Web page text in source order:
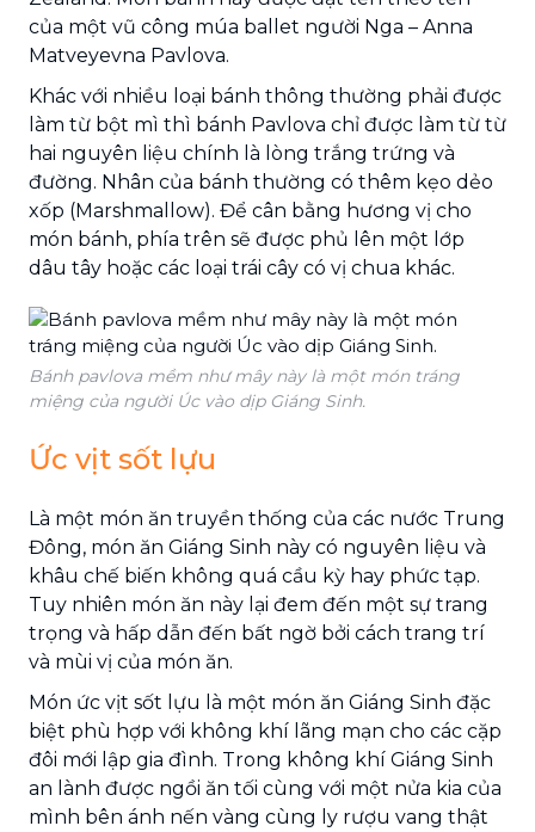
của một vũ công múa ballet người Nga – Anna
Matveyevna Pavlova.
Khác với nhiều loại bánh thông thường phải được
làm từ bột mì thì bánh Pavlova chỉ được làm từ từ
hai nguyên liệu chính là lòng trắng trứng và
đường. Nhân của bánh thường có thêm kẹo dẻo
xốp (Marshmallow). Để cân bằng hương vị cho
món bánh, phía trên sẽ được phủ lên một lớp
dâu tây hoặc các loại trái cây có vị chua khác.
Bánh pavlova mềm như mây này là một món tráng
miệng của người Úc vào dịp Giáng Sinh.
Ức vịt sốt lựu
Là một món ăn truyền thống của các nước Trung
Đông, món ăn Giáng Sinh này có nguyên liệu và
khâu chế biến không quá cầu kỳ hay phức tạp.
Tuy nhiên món ăn này lại đem đến một sự trang
trọng và hấp dẫn đến bất ngờ bởi cách trang trí
và mùi vị của món ăn.
Món ức vịt sốt lựu là một món ăn Giáng Sinh đặc
biệt phù hợp với không khí lãng mạn cho các cặp
đôi mới lập gia đình. Trong không khí Giáng Sinh
an lành được ngồi ăn tối cùng với một nửa kia của
mình bên ánh nến vàng cùng ly rượu vang thật